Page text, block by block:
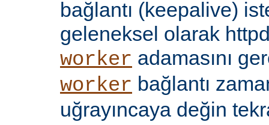
bağlantı (keepalive)
geleneksel olarak
worker adamasını
worker bağlantı
uğrayıncaya değin